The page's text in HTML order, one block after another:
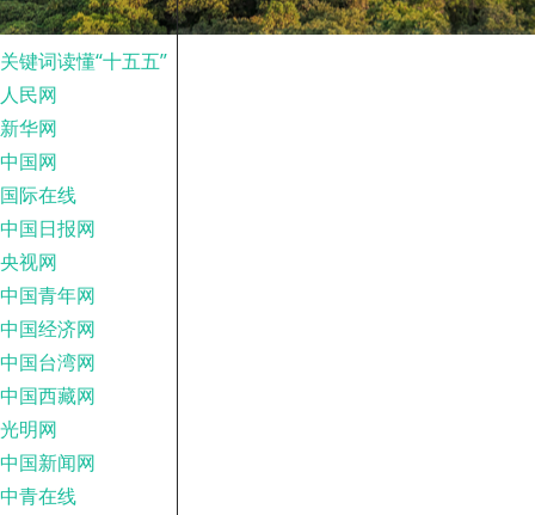
关键词读懂“十五五”
人民网
新华网
中国网
国际在线
中国日报网
央视网
中国青年网
中国经济网
中国台湾网
中国西藏网
光明网
中国新闻网
中青在线